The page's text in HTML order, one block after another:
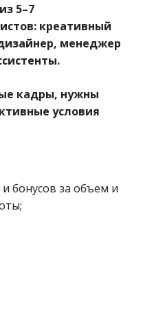
5–7
креативный
менеджер
кадры, нужны
условия
бонусов за объем и